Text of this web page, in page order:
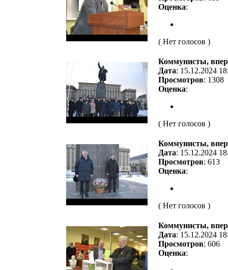
Оценка:
( Нет голосов )
Коммунисты,
Дата: 15.12.2024
Просмотров: 1308
Оценка:
( Нет голосов )
Коммунисты,
Дата: 15.12.2024
Просмотров: 613
Оценка:
( Нет голосов )
Коммунисты,
Дата: 15.12.2024
Просмотров: 606
Оценка: